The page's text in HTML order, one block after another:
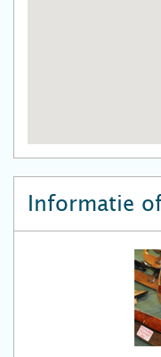
Informatie